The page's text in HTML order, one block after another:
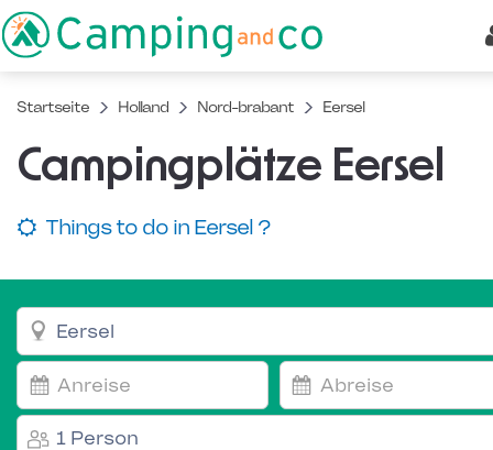
Startseite Holland Nord-brabant Eersel
Campingplätze Eersel
Things to do in Eersel ?
1 Person